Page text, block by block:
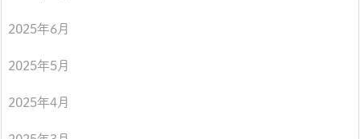
2025年6月
2025年5月
2025年4月